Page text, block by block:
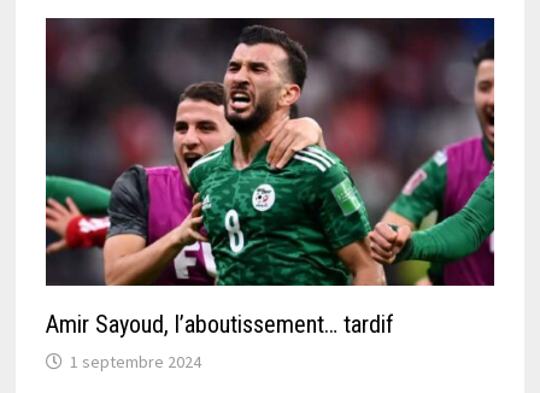
Amir Sayoud, l’aboutissement… tardif
1 septembre 2024